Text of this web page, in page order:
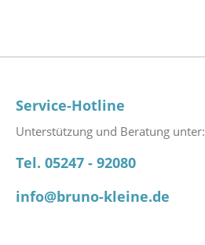
Service-Hotline
Unterstützung und Beratung unter:
Tel. 05247 - 92080
info@bruno-kleine.de